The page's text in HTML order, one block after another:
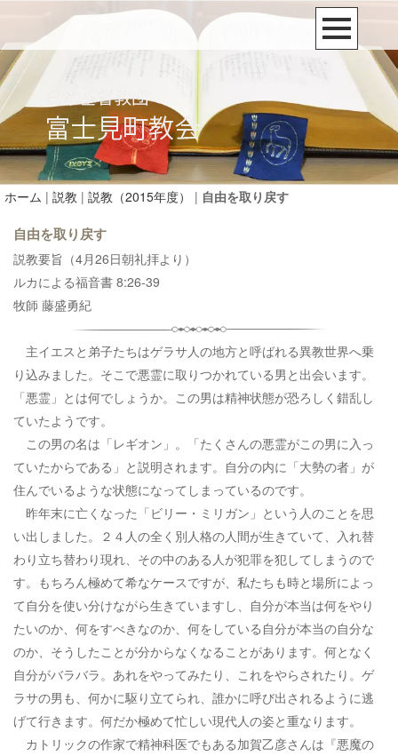
ホーム | 説教 | 説教（2015年度） | 自由を取り戻す
自由を取り戻す
説教要旨（4月26日朝礼拝より）
ルカによる福音書 8:26-39
牧師 藤盛勇紀
主イエスと弟子たちはゲラサ人の地方と呼ばれる異教世界へ乗
り込みました。そこで悪霊に取りつかれている男と出会います。
「悪霊」とは何でしょうか。この男は精神状態が恐ろしく錯乱し
ていたようです。
この男の名は「レギオン」。「たくさんの悪霊がこの男に入っ
ていたからである」と説明されます。自分の内に「大勢の者」が
住んでいるような状態になってしまっているのです。
昨年末に亡くなった「ビリー・ミリガン」という人のことを思
い出しました。２４人の全く別人格の人間が生きていて、入れ替
わり立ち替わり現れ、その中のある人が犯罪を犯してしまうので
す。もちろん極めて希なケースですが、私たちも時と場所によっ
て自分を使い分けながら生きていますし、自分が本当は何をやり
たいのか、何をすべきなのか、何をしている自分が本当の自分な
のか、そうしたことが分からなくなることがあります。何となく
自分がバラバラ。あれをやってみたり、これをやらされたり。ゲ
ラサの男も、何かに駆り立てられ、誰かに呼び出されるように逃
げて行きます。何だか極めて忙しい現代人の姿と重なります。
カトリックの作家で精神科医でもある加賀乙彦さんは『悪魔の